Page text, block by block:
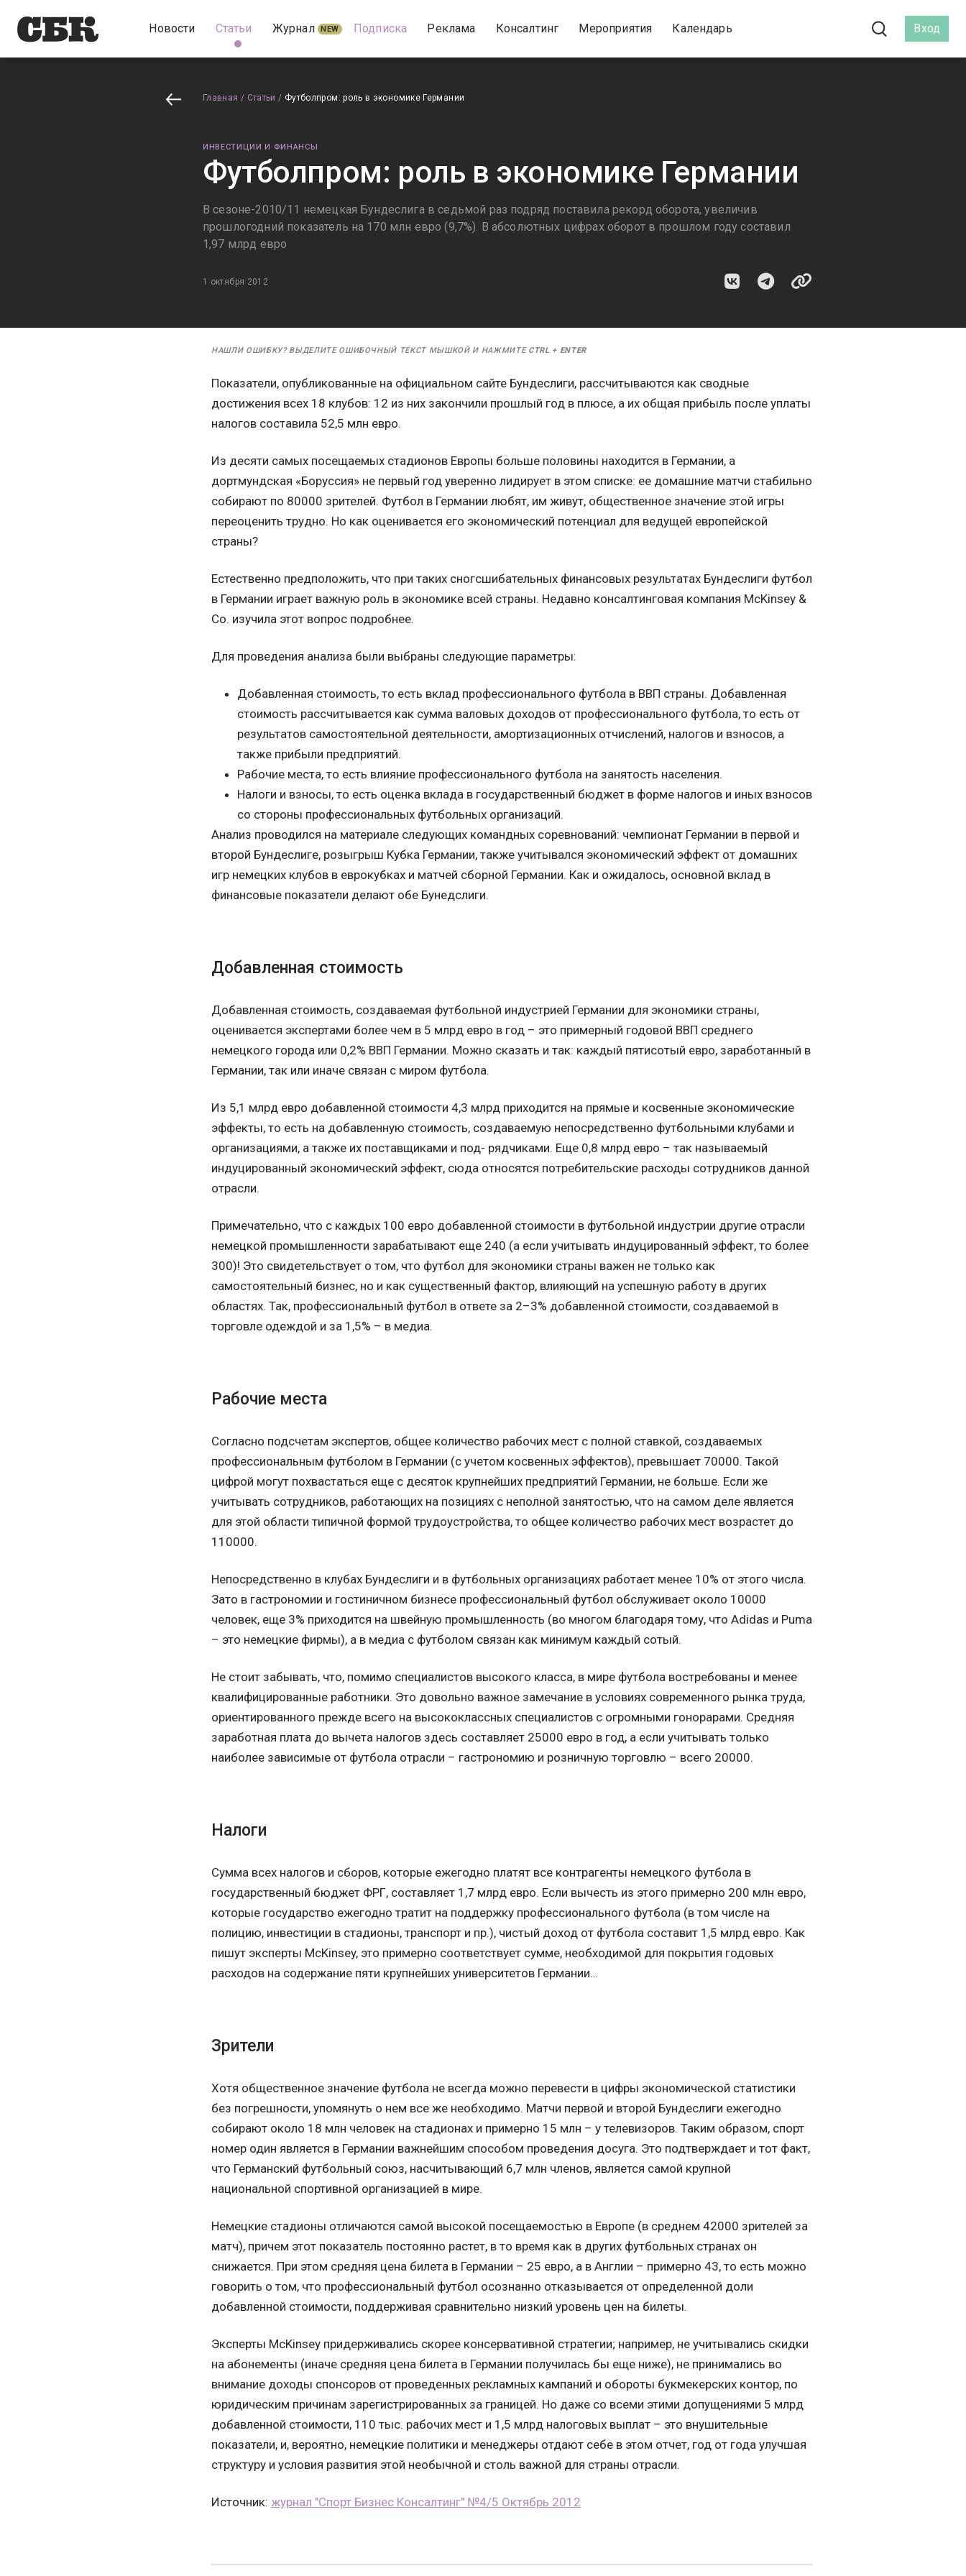
Новости Статьи Журнал NEW Подписка Реклама Консалтинг Мероприятия Календарь Вход
Главная / Статьи / Футболпром: роль в экономике Германии
ИНВЕСТИЦИИ И ФИНАНСЫ
Футболпром: роль в экономике Германии
В сезоне-2010/11 немецкая Бундеслига в седьмой раз подряд поставила рекорд оборота, увеличив
прошлогодний показатель на 170 млн евро (9,7%). В абсолютных цифрах оборот в прошлом году составил
1,97 млрд евро
1 октября 2012
НАШЛИ ОШИБКУ? ВЫДЕЛИТЕ ОШИБОЧНЫЙ ТЕКСТ МЫШКОЙ И НАЖМИТЕ CTRL + ENTER
Показатели, опубликованные на официальном сайте Бундеслиги, рассчитываются как сводные
достижения всех 18 клубов: 12 из них закончили прошлый год в плюсе, а их общая прибыль после уплаты
налогов составила 52,5 млн евро.
Из десяти самых посещаемых стадионов Европы больше половины находится в Германии, а
дортмундская «Боруссия» не первый год уверенно лидирует в этом списке: ее домашние матчи стабильно
собирают по 80000 зрителей. Футбол в Германии любят, им живут, общественное значение этой игры
переоценить трудно. Но как оценивается его экономический потенциал для ведущей европейской
страны?
Естественно предположить, что при таких сногсшибательных финансовых результатах Бундеслиги футбол
в Германии играет важную роль в экономике всей страны. Недавно консалтинговая компания McKinsey &
Co. изучила этот вопрос подробнее.
Для проведения анализа были выбраны следующие параметры:
Добавленная стоимость, то есть вклад профессионального футбола в ВВП страны. Добавленная
стоимость рассчитывается как сумма валовых доходов от профессионального футбола, то есть от
результатов самостоятельной деятельности, амортизационных отчислений, налогов и взносов, а
также прибыли предприятий.
Рабочие места, то есть влияние профессионального футбола на занятость населения.
Налоги и взносы, то есть оценка вклада в государственный бюджет в форме налогов и иных взносов
со стороны профессиональных футбольных организаций.
Анализ проводился на материале следующих командных соревнований: чемпионат Германии в первой и
второй Бундеслиге, розыгрыш Кубка Германии, также учитывался экономический эффект от домашних
игр немецких клубов в еврокубках и матчей сборной Германии. Как и ожидалось, основной вклад в
финансовые показатели делают обе Бунедслиги.
Добавленная стоимость
Добавленная стоимость, создаваемая футбольной индустрией Германии для экономики страны,
оценивается экспертами более чем в 5 млрд евро в год – это примерный годовой ВВП среднего
немецкого города или 0,2% ВВП Германии. Можно сказать и так: каждый пятисотый евро, заработанный в
Германии, так или иначе связан с миром футбола.
Из 5,1 млрд евро добавленной стоимости 4,3 млрд приходится на прямые и косвенные экономические
эффекты, то есть на добавленную стоимость, создаваемую непосредственно футбольными клубами и
организациями, а также их поставщиками и под- рядчиками. Еще 0,8 млрд евро – так называемый
индуцированный экономический эффект, сюда относятся потребительские расходы сотрудников данной
отрасли.
Примечательно, что с каждых 100 евро добавленной стоимости в футбольной индустрии другие отрасли
немецкой промышленности зарабатывают еще 240 (а если учитывать индуцированный эффект, то более
300)! Это свидетельствует о том, что футбол для экономики страны важен не только как
самостоятельный бизнес, но и как существенный фактор, влияющий на успешную работу в других
областях. Так, профессиональный футбол в ответе за 2–3% добавленной стоимости, создаваемой в
торговле одеждой и за 1,5% – в медиа.
Рабочие места
Согласно подсчетам экспертов, общее количество рабочих мест с полной ставкой, создаваемых
профессиональным футболом в Германии (с учетом косвенных эффектов), превышает 70000. Такой
цифрой могут похвастаться еще с десяток крупнейших предприятий Германии, не больше. Если же
учитывать сотрудников, работающих на позициях с неполной занятостью, что на самом деле является
для этой области типичной формой трудоустройства, то общее количество рабочих мест возрастет до
110000.
Непосредственно в клубах Бундеслиги и в футбольных организациях работает менее 10% от этого числа.
Зато в гастрономии и гостиничном бизнесе профессиональный футбол обслуживает около 10000
человек, еще 3% приходится на швейную промышленность (во многом благодаря тому, что Adidas и Puma
– это немецкие фирмы), а в медиа с футболом связан как минимум каждый сотый.
Не стоит забывать, что, помимо специалистов высокого класса, в мире футбола востребованы и менее
квалифицированные работники. Это довольно важное замечание в условиях современного рынка труда,
ориентированного прежде всего на высококлассных специалистов с огромными гонорарами. Средняя
заработная плата до вычета налогов здесь составляет 25000 евро в год, а если учитывать только
наиболее зависимые от футбола отрасли – гастрономию и розничную торговлю – всего 20000.
Налоги
Сумма всех налогов и сборов, которые ежегодно платят все контрагенты немецкого футбола в
государственный бюджет ФРГ, составляет 1,7 млрд евро. Если вычесть из этого примерно 200 млн евро,
которые государство ежегодно тратит на поддержку профессионального футбола (в том числе на
полицию, инвестиции в стадионы, транспорт и пр.), чистый доход от футбола составит 1,5 млрд евро. Как
пишут эксперты McKinsey, это примерно соответствует сумме, необходимой для покрытия годовых
расходов на содержание пяти крупнейших университетов Германии…
Зрители
Хотя общественное значение футбола не всегда можно перевести в цифры экономической статистики
без погрешности, упомянуть о нем все же необходимо. Матчи первой и второй Бундеслиги ежегодно
собирают около 18 млн человек на стадионах и примерно 15 млн – у телевизоров. Таким образом, спорт
номер один является в Германии важнейшим способом проведения досуга. Это подтверждает и тот факт,
что Германский футбольный союз, насчитывающий 6,7 млн членов, является самой крупной
национальной спортивной организацией в мире.
Немецкие стадионы отличаются самой высокой посещаемостью в Европе (в среднем 42000 зрителей за
матч), причем этот показатель постоянно растет, в то время как в других футбольных странах он
снижается. При этом средняя цена билета в Германии – 25 евро, а в Англии – примерно 43, то есть можно
говорить о том, что профессиональный футбол осознанно отказывается от определенной доли
добавленной стоимости, поддерживая сравнительно низкий уровень цен на билеты.
Эксперты McKinsey придерживались скорее консервативной стратегии; например, не учитывались скидки
на абонементы (иначе средняя цена билета в Германии получилась бы еще ниже), не принимались во
внимание доходы спонсоров от проведенных рекламных кампаний и обороты букмекерских контор, по
юридическим причинам зарегистрированных за границей. Но даже со всеми этими допущениями 5 млрд
добавленной стоимости, 110 тыс. рабочих мест и 1,5 млрд налоговых выплат – это внушительные
показатели, и, вероятно, немецкие политики и менеджеры отдают себе в этом отчет, год от года улучшая
структуру и условия развития этой необычной и столь важной для страны отрасли.
Источник: журнал "Спорт Бизнес Консалтинг" №4/5 Октябрь 2012